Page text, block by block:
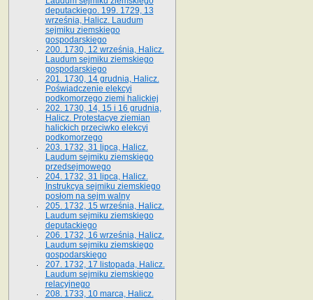
deputackiego. 199. 1729, 13
września, Halicz. Laudum
sejmiku ziemskiego
gospodarskiego
200. 1730, 12 września, Halicz.
Laudum sejmiku ziemskiego
gospodarskiego
201. 1730, 14 grudnia, Halicz.
Poświadczenie elekcyi
podkomorzego ziemi halickiej
202. 1730, 14, 15 i 16 grudnia,
Halicz. Protestacye ziemian
halickich przeciwko elekcyi
podkomorzego
203. 1732, 31 lipca, Halicz.
Laudum sejmiku ziemskiego
przedsejmowego
204. 1732, 31 lipca, Halicz.
Instrukcya sejmiku ziemskiego
posłom na sejm walny
205. 1732, 15 września, Halicz.
Laudum sejmiku ziemskiego
deputackiego
206. 1732, 16 września, Halicz.
Laudum sejmiku ziemskiego
gospodarskiego
207. 1732, 17 listopada, Halicz.
Laudum sejmiku ziemskiego
relacyjnego
208. 1733, 10 marca, Halicz.